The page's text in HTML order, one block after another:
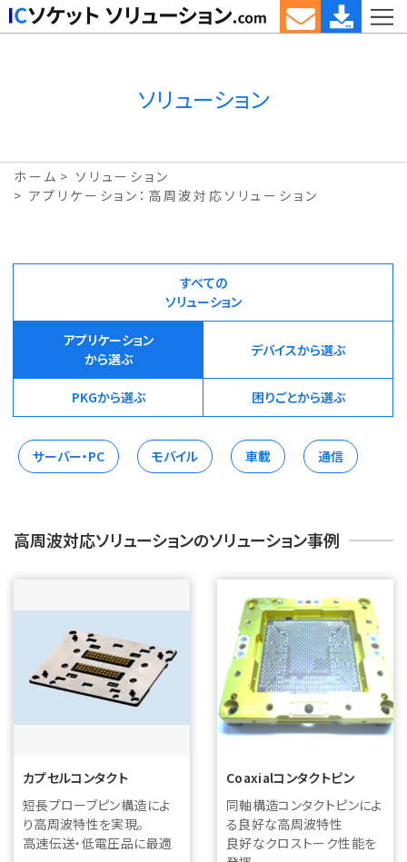
ソリューション
ホーム
ソリューション
アプリケーション：高周波対応ソリューション
すべての
ソリューション
アプリケーション
から選ぶ
デバイスから選ぶ
PKGから選ぶ 困りごとから選ぶ
サーバー・PC モバイル 車載 通信
高周波対応ソリューションのソリューション事例
カプセルコンタクト
短長プローブピン構造によ
り高周波特性を実現。
高速伝送・低電圧品に最適
Coaxialコンタクトピン
同軸構造コンタクトピンによ
る良好な高周波特性
良好なクロストーク性能を